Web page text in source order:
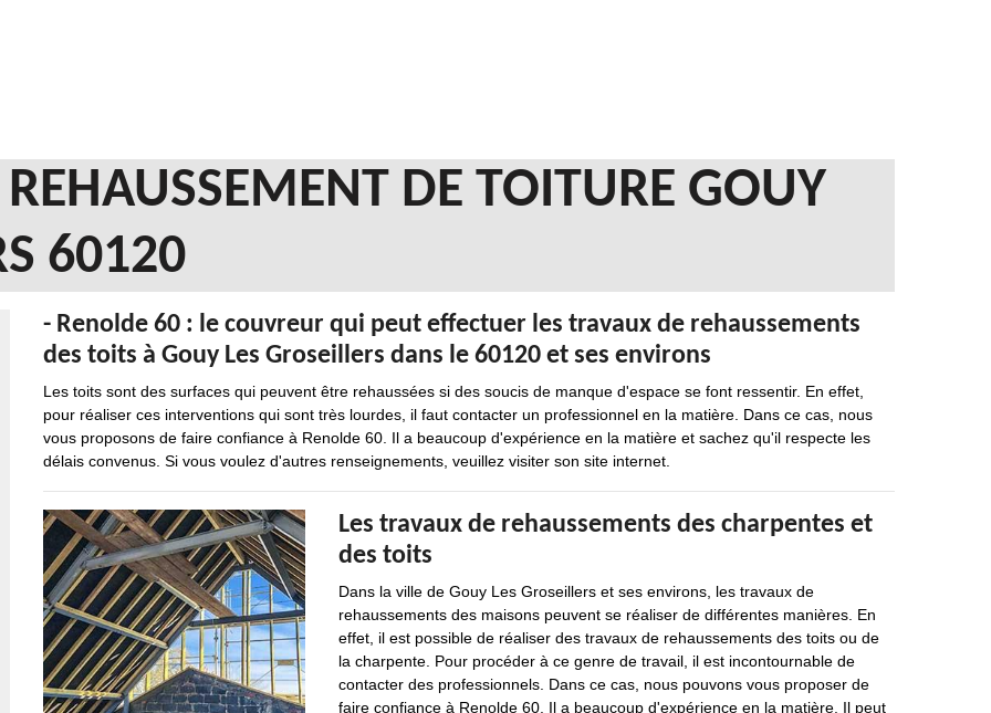
REHAUSSEMENT DE TOITURE GOUY
60120
- Renolde 60 : le couvreur qui peut effectuer les travaux de rehaussements
des toits à Gouy Les Groseillers dans le 60120 et ses environs
Les toits sont des surfaces qui peuvent être rehaussées si des soucis de manque d'espace se font ressentir. En effet,
pour réaliser ces interventions qui sont très lourdes, il faut contacter un professionnel en la matière. Dans ce cas, nous
vous proposons de faire confiance à Renolde 60. Il a beaucoup d'expérience en la matière et sachez qu'il respecte les
délais convenus. Si vous voulez d'autres renseignements, veuillez visiter son site internet.
Les travaux de rehaussements des charpentes et
des toits
Dans la ville de Gouy Les Groseillers et ses environs, les travaux de
rehaussements des maisons peuvent se réaliser de différentes manières. En
effet, il est possible de réaliser des travaux de rehaussements des toits ou de
la charpente. Pour procéder à ce genre de travail, il est incontournable de
contacter des professionnels. Dans ce cas, nous pouvons vous proposer de
faire confiance à Renolde 60. Il a beaucoup d'expérience en la matière. Il peut